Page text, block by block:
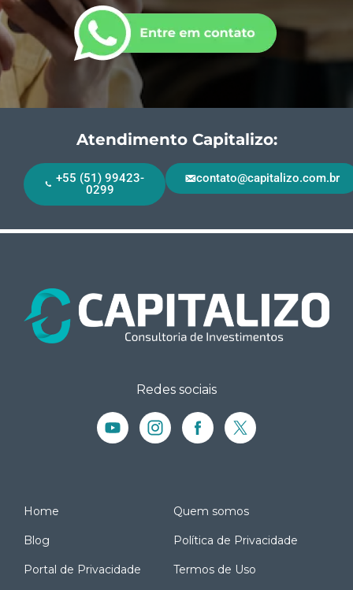
Atendimento Capitalizo:
+55 (51) 99423-
0299
contato@capitalizo.com.br
Redes sociais
Home Quem somos
Blog Política de Privacidade
Portal de Privacidade Termos de Uso